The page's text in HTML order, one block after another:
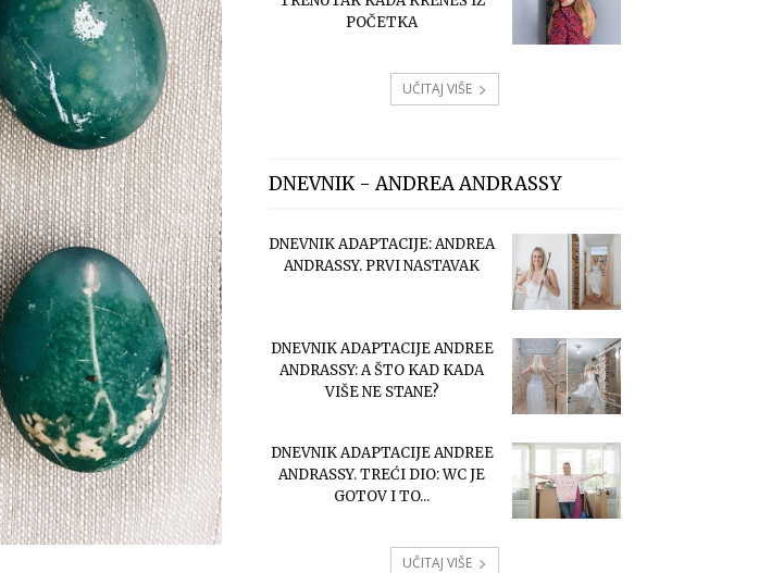
POČETKA
UČITAJ VIŠE
DNEVNIK - ANDREA ANDRASSY
DNEVNIK ADAPTACIJE: ANDREA
ANDRASSY. PRVI NASTAVAK
DNEVNIK ADAPTACIJE ANDREE
ANDRASSY: A ŠTO KAD KADA
VIŠE NE STANE?
DNEVNIK ADAPTACIJE ANDREE
ANDRASSY. TREĆI DIO: WC JE
GOTOV I TO...
UČITAJ VIŠE